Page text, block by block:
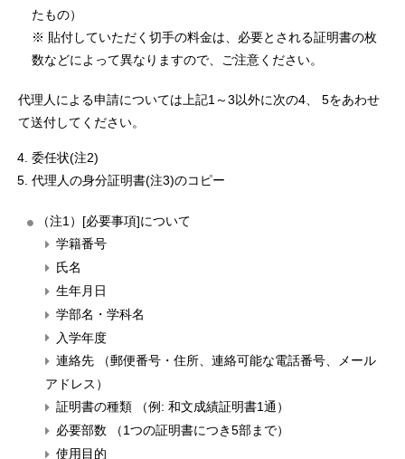
たもの）
※ 貼付していただく切手の料金は、必要とされる証明書の枚
数などによって異なりますので、ご注意ください。
代理人による申請については上記1～3以外に次の4、 5をあわせ
て送付してください。
委任状(注2)
代理人の身分証明書(注3)のコピー
（注1）[必要事項]について
学籍番号
氏名
生年月日
学部名・学科名
入学年度
連絡先 （郵便番号・住所、連絡可能な電話番号、メール
アドレス）
証明書の種類 （例: 和文成績証明書1通）
必要部数 （1つの証明書につき5部まで）
使用目的